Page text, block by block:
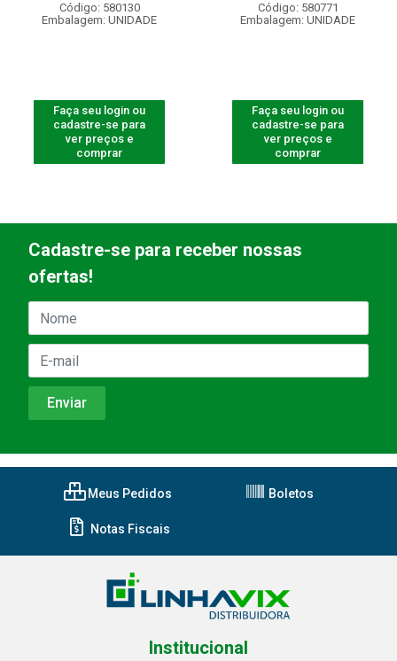
Código: 580130
Embalagem: UNIDADE
Faça seu login ou
cadastre-se para
ver preços e
comprar
Código: 580771
Embalagem: UNIDADE
Faça seu login ou
cadastre-se para
ver preços e
comprar
Cadastre-se para receber nossas
ofertas!
Meus Pedidos Boletos
Notas Fiscais
Institucional